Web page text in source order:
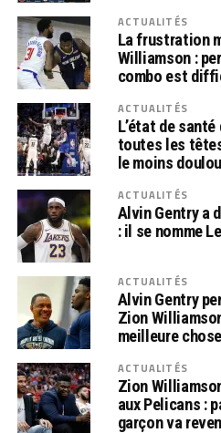
ACTUALITÉS
La frustration
Williamson :
combo est
ACTUALITÉS
L’état de
toutes les
le moins
ACTUALITÉS
Alvin Gentry a
: il se nomme
ACTUALITÉS
Alvin Gentry
Zion
meilleure
ACTUALITÉS
Zion
aux Pelicans :
garçon va